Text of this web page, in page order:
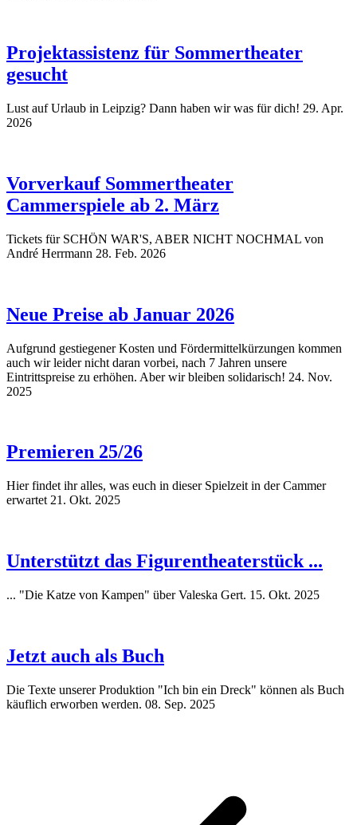
Projektassistenz für Sommertheater
gesucht
Lust auf Urlaub in Leipzig? Dann haben wir was für dich! 29. Apr.
2026
Vorverkauf Sommertheater
Cammerspiele ab 2. März
Tickets für SCHÖN WAR'S, ABER NICHT NOCHMAL von
André Herrmann 28. Feb. 2026
Neue Preise ab Januar 2026
Aufgrund gestiegener Kosten und Fördermittelkürzungen kommen
auch wir leider nicht daran vorbei, nach 7 Jahren unsere
Eintrittspreise zu erhöhen. Aber wir bleiben solidarisch! 24. Nov.
2025
Premieren 25/26
Hier findet ihr alles, was euch in dieser Spielzeit in der Cammer
erwartet 21. Okt. 2025
Unterstützt das Figurentheaterstück ...
... "Die Katze von Kampen" über Valeska Gert. 15. Okt. 2025
Jetzt auch als Buch
Die Texte unserer Produktion "Ich bin ein Dreck" können als Buch
käuflich erworben werden. 08. Sep. 2025